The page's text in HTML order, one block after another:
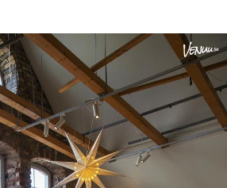
Lägg till din lokal